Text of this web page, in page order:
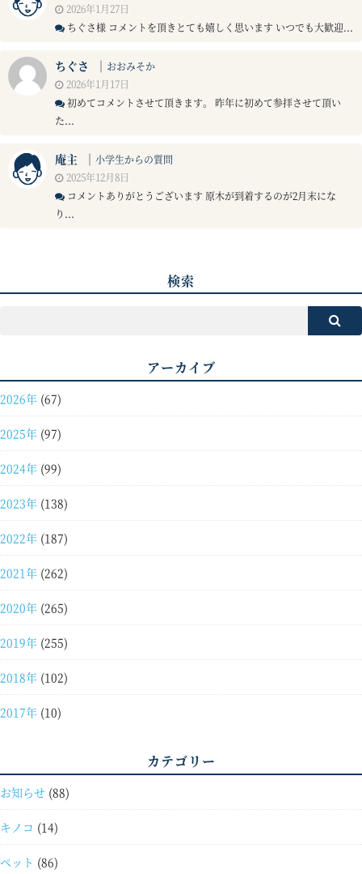
2026年1月27日
ちぐさ様 コメントを頂きとても嬉しく思います いつでも大歓迎...
ちぐさ ｜ おおみそか
2026年1月17日
初めてコメントさせて頂きます。 昨年に初めて参拝させて頂い
た...
庵主 ｜ 小学生からの質問
2025年12月8日
コメントありがとうございます 原木が到着するのが2月末にな
り...
検索
アーカイブ
2026年 (67)
2025年 (97)
2024年 (99)
2023年 (138)
2022年 (187)
2021年 (262)
2020年 (265)
2019年 (255)
2018年 (102)
2017年 (10)
カテゴリー
お知らせ (88)
キノコ (14)
ペット (86)